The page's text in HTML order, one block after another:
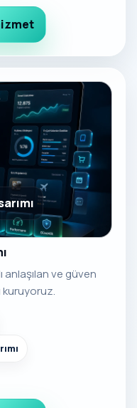
anlaşılan ve güven
kuruyoruz.